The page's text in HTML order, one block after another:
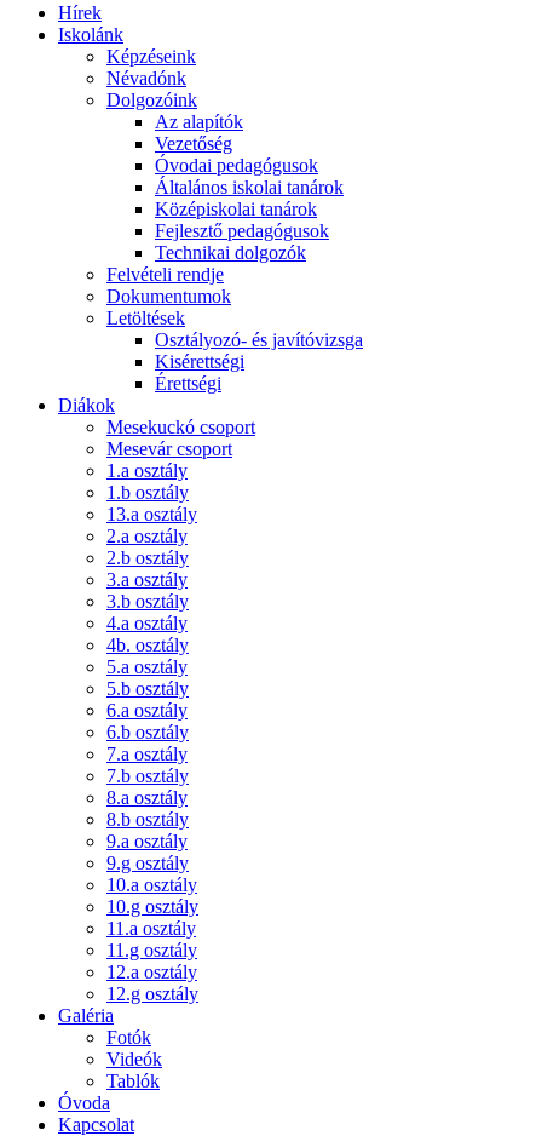
Hírek
Iskolánk
Képzéseink
Névadónk
Dolgozóink
Az alapítók
Vezetőség
Óvodai pedagógusok
Általános iskolai tanárok
Középiskolai tanárok
Fejlesztő pedagógusok
Technikai dolgozók
Felvételi rendje
Dokumentumok
Letöltések
Osztályozó- és javítóvizsga
Kisérettségi
Érettségi
Diákok
Mesekuckó csoport
Mesevár csoport
1.a osztály
1.b osztály
13.a osztály
2.a osztály
2.b osztály
3.a osztály
3.b osztály
4.a osztály
4b. osztály
5.a osztály
5.b osztály
6.a osztály
6.b osztály
7.a osztály
7.b osztály
8.a osztály
8.b osztály
9.a osztály
9.g osztály
10.a osztály
10.g osztály
11.a osztály
11.g osztály
12.a osztály
12.g osztály
Galéria
Fotók
Videók
Tablók
Óvoda
Kapcsolat